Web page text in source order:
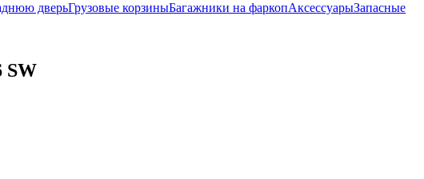
дверьГрузовые корзиныБагажники на фаркопАксессуарыЗапасные
SW